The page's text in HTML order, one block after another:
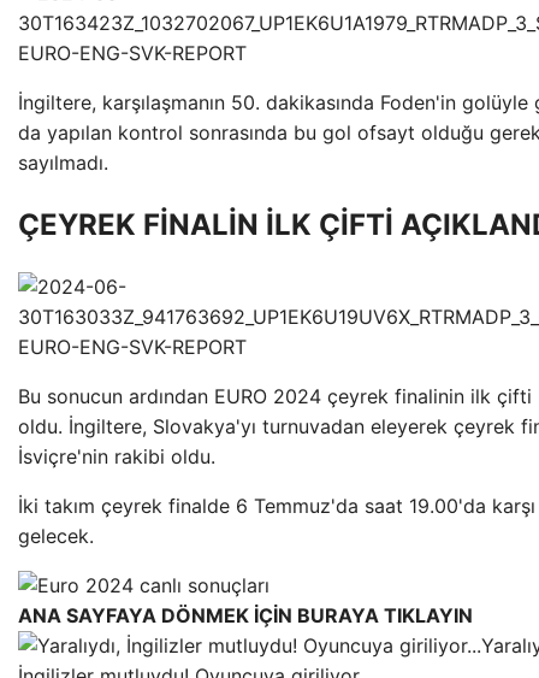
İngiltere, karşılaşmanın 50. dakikasında Foden'in golüyle
da yapılan kontrol sonrasında bu gol ofsayt olduğu
sayılmadı.
ÇEYREK FİNALİN İLK ÇİFTİ
Bu sonucun ardından EURO 2024 çeyrek finalinin ilk çifti
oldu. İngiltere, Slovakya'yı turnuvadan eleyerek çeyrek
İsviçre'nin rakibi oldu.
İki takım çeyrek finalde 6 Temmuz'da saat 19.00'da karşı
gelecek.
ANA SAYFAYA DÖNMEK İÇİN BURAYA TIKLAYIN